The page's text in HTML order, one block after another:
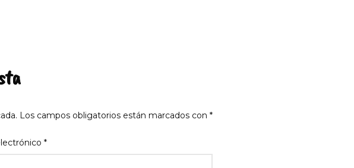
Los campos obligatorios están marcados con *
*